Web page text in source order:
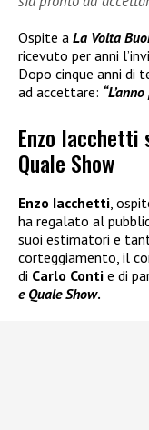
Ospite a La Volta
ricevuto per anni
Dopo cinque anni di
ad accettare:
Enzo Iacchetti
Quale Show
Enzo Iacchetti,
ha regalato al
suoi estimatori e
corteggiamento, il
di Carlo Conti e di
e Quale Show.